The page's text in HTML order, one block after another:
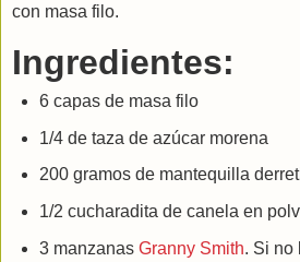
con masa filo.
Ingredientes:
6 capas de masa filo
1/4 de taza de azúcar morena
200 gramos de mantequilla
1/2 cucharadita de canela en
3 manzanas Granny Smith. Si no